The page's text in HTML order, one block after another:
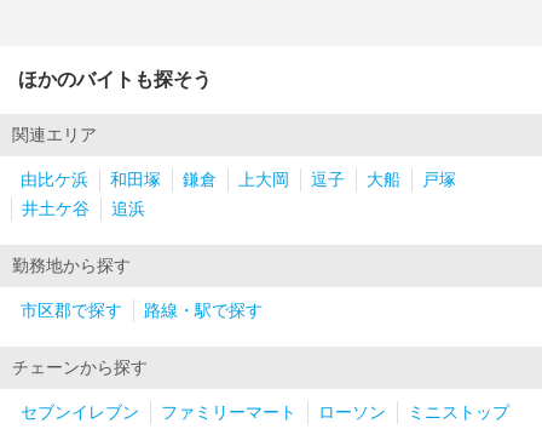
ほかのバイトも探そう
関連エリア
由比ケ浜 和田塚 鎌倉 上大岡 逗子 大船
戸塚
井土ケ谷
追浜
勤務地から探す
市区郡で探す 路線・駅で探す
チェーンから探す
セブンイレブン ファミリーマート ローソン ミニストップ